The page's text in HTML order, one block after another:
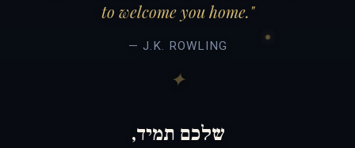
to welcome you home."
— J.K. ROWLING
שלכם תמיד,